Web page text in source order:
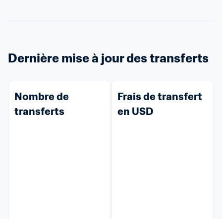
Dernière mise à jour des transferts
Nombre de
transferts
Frais de transfert
en USD